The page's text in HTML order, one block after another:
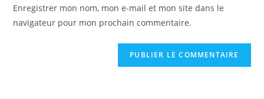
Enregistrer mon nom, mon e-mail et mon site dans le
navigateur pour mon prochain commentaire.